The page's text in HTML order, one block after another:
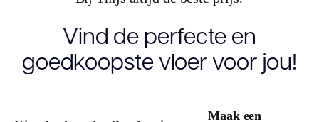
Dikte plank
(mm)
V groef
Vind de perfecte en
goedkoopste vloer voor jou!
Maak een